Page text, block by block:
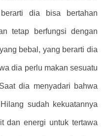
dia bisa bertahan
tetap berfungsi dengan
bebal, yang berarti dia
dia perlu makan sesuatu
dia menyadari bahwa
sudah kekuatannya
dan energi untuk tertawa